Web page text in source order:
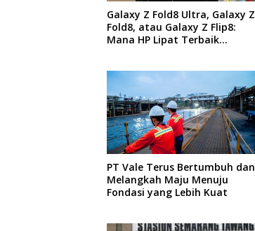
Galaxy Z Fold8 Ultra, Galaxy Z
Fold8, atau Galaxy Z Flip8:
Mana HP Lipat Terbaik
PT Vale Terus Bertumbuh dan
Melangkah Maju Menuju
Fondasi yang Lebih Kuat